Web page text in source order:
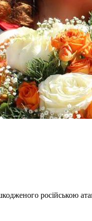
російською